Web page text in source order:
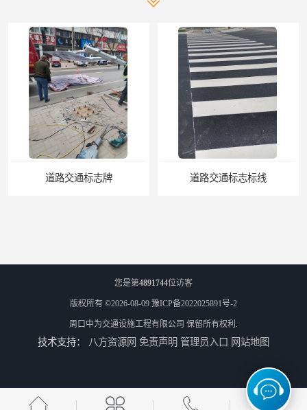
道路交通标志标线 热熔标线报价
您是第4891744位访客
版权所有 ©2026-08-09 豫ICP备2022025891号-2
周口中为交通设施工程有限公司 保留所有权利.
技术支持： 八方资源网 免责声明 管理员入口 网站地图